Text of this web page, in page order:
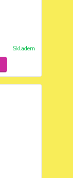
Skladem